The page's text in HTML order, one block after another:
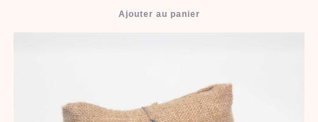
Ajouter au panier